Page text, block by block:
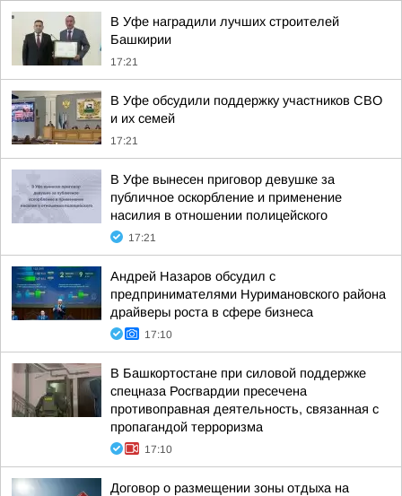
В Уфе наградили лучших строителей
Башкирии
17:21
В Уфе обсудили поддержку участников СВО
и их семей
17:21
В Уфе вынесен приговор девушке за
публичное оскорбление и применение
насилия в отношении полицейского
17:21
Андрей Назаров обсудил с
предпринимателями Нуримановского района
драйверы роста в сфере бизнеса
17:10
В Башкортостане при силовой поддержке
спецназа Росгвардии пресечена
противоправная деятельность, связанная с
пропагандой терроризма
17:10
Договор о размещении зоны отдыха на